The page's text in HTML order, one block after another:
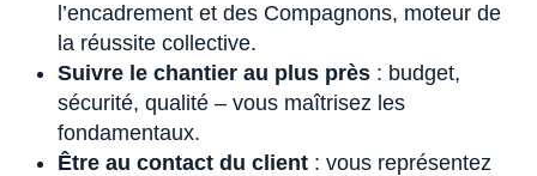
l’encadrement et des Compagnons, moteur de
la réussite collective.
Suivre le chantier au plus près : budget,
sécurité, qualité – vous maîtrisez les
fondamentaux.
Être au contact du client : vous représentez